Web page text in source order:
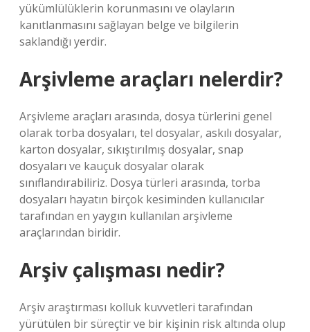
yükümlülüklerin korunmasını ve olayların
kanıtlanmasını sağlayan belge ve bilgilerin
saklandığı yerdir.
Arşivleme araçları nelerdir?
Arşivleme araçları arasında, dosya türlerini genel
olarak torba dosyaları, tel dosyalar, askılı dosyalar,
karton dosyalar, sıkıştırılmış dosyalar, snap
dosyaları ve kauçuk dosyalar olarak
sınıflandırabiliriz. Dosya türleri arasında, torba
dosyaları hayatın birçok kesiminden kullanıcılar
tarafından en yaygın kullanılan arşivleme
araçlarından biridir.
Arşiv çalışması nedir?
Arşiv araştırması kolluk kuvvetleri tarafından
yürütülen bir süreçtir ve bir kişinin risk altında olup